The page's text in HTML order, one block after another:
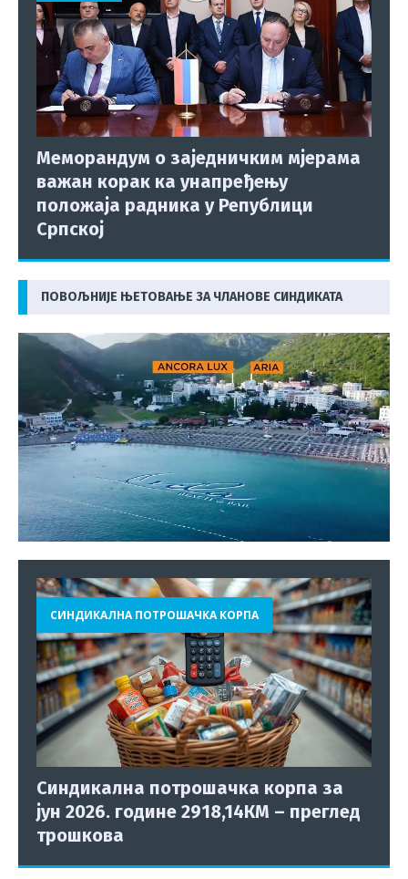
Меморандум о заједничким мјерама
важан корак ка унапређењу
положаја радника у Републици
Српској
ПОВОЉНИЈЕ ЊЕТОВАЊЕ ЗА ЧЛАНОВЕ СИНДИКАТА
СИНДИКАЛНА ПОТРОШАЧКА КОРПА
Синдикална потрошачка корпа за
јун 2026. године 2918,14КМ – преглед
трошкова